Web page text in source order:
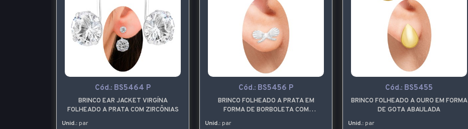
Cód.: BS5464 P
BRINCO EAR JACKET VIRGÍNA
FOLHEADO A PRATA COM ZIRCÔNIAS
Unid.: par
Cód.: BS5456 P
BRINCO FOLHEADO A PRATA EM
FORMA DE BORBOLETA COM
Unid.: par
Cód.: BS5455
BRINCO FOLHEADO A OURO EM FORMA
DE GOTA ABAULADA
Unid.: par